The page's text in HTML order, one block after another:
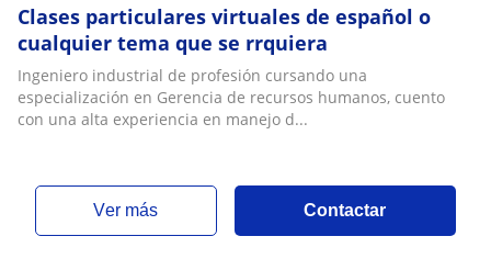
Clases particulares virtuales de español o
cualquier tema que se rrquiera
Ingeniero industrial de profesión cursando una
especialización en Gerencia de recursos humanos, cuento
con una alta experiencia en manejo d...
ver más Contactar